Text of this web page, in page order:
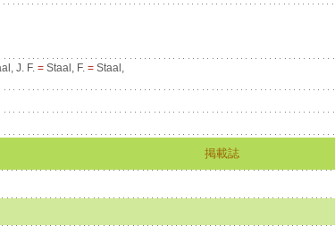
J. F. =Staal, F. =Staal,
掲載誌